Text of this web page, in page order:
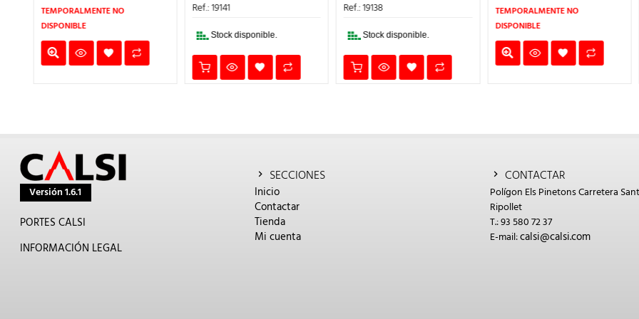
40,66€.
TEMPORALMENTE NO
DISPONIBLE
Ref.: 19141
Stock disponible.
Ref.: 19138
Stock disponible.
10,34€.9,31€.
TEMPORALMENTE NO
DISPONIBLE
Versión 1.6.1
PORTES CALSI
INFORMACIÓN LEGAL
SECCIONES
Inicio
Contactar
Tienda
Mi cuenta
CONTACTAR
Polígon Els Pinetons Carretera
Ripollet
T.: 93 580 72 37
E-mail:calsi@calsi.com